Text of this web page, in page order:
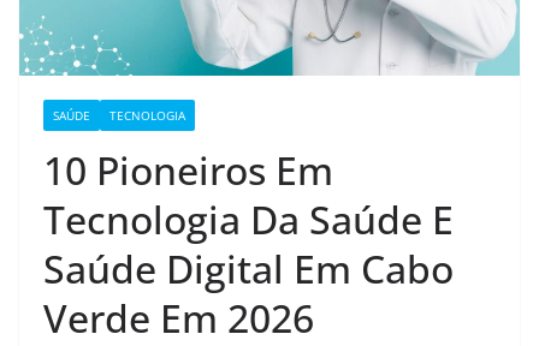
SAÚDE TECNOLOGIA
10 Pioneiros Em
Tecnologia Da Saúde E
Saúde Digital Em Cabo
Verde Em 2026